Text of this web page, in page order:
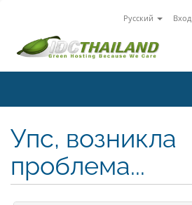
Русский Вход
Упс, возникла
проблема...